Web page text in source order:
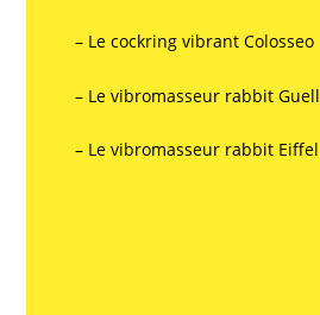
– Le cockring vibrant Colosseo
– Le vibromasseur rabbit Guell
– Le vibromasseur rabbit Eiffel